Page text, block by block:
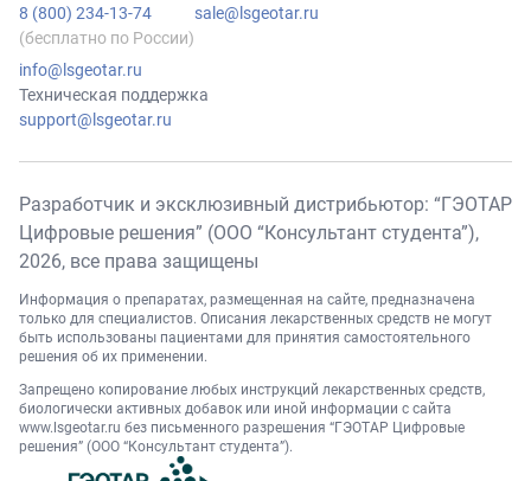
8 (800) 234-13-74
(бесплатно по России)
info@lsgeotar.ru
sale@lsgeotar.ru
Техническая поддержка
support@lsgeotar.ru
Разработчик и эксклюзивный дистрибьютор: “ГЭОТАР
Цифровые решения” (ООО “Консультант студента”),
2026, все права защищены
Информация о препаратах, размещенная на сайте, предназначена
только для специалистов. Описания лекарственных средств не могут
быть использованы пациентами для принятия самостоятельного
решения об их применении.
Запрещено копирование любых инструкций лекарственных средств,
биологически активных добавок или иной информации с сайта
www.lsgeotar.ru без письменного разрешения “ГЭОТАР Цифровые
решения” (ООО “Консультант студента”).